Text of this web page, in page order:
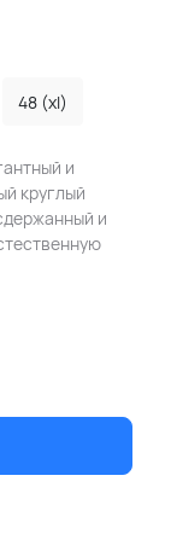
48 (xl)
и
круглый
и